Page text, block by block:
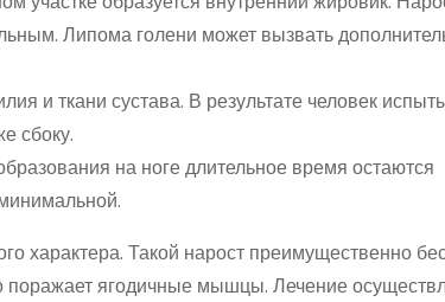
Липома голени может вызвать
и ткани сустава. В результате человек
сбоку.
на ноге длительное время остаются
характера. Такой нарост преимущественно
поражает ягодичные мышцы. Лечение